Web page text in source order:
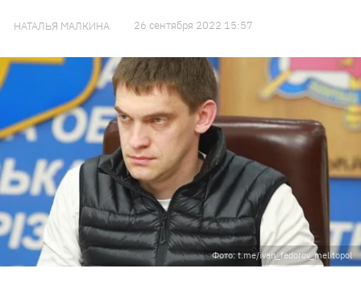
НАТАЛЬЯ МАЛКИНА 26 сентября 2022 15:57
Фото: t.me/ivan_fedorov_melitopol